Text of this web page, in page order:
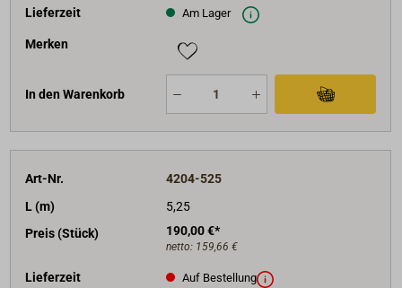
Lieferzeit Am Lager
Merken
In den Warenkorb
Art-Nr.
4204-525
L (m)
5,25
Preis (Stück)
190,00 €*
netto: 159,66 €
Lieferzeit Auf Bestellung